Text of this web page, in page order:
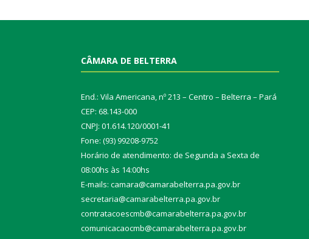
CÂMARA DE BELTERRA
End.: Vila Americana, nº 213 – Centro – Belterra – Pará
CEP: 68.143-000
CNPJ: 01.614.120/0001-41
Fone: (93) 99208-9752
Horário de atendimento: de Segunda a Sexta de
08:00hs às 14:00hs
E-mails: camara@camarabelterra.pa.gov.br
secretaria@camarabelterra.pa.gov.br
contratacoescmb@camarabelterra.pa.gov.br
comunicacaocmb@camarabelterra.pa.gov.br